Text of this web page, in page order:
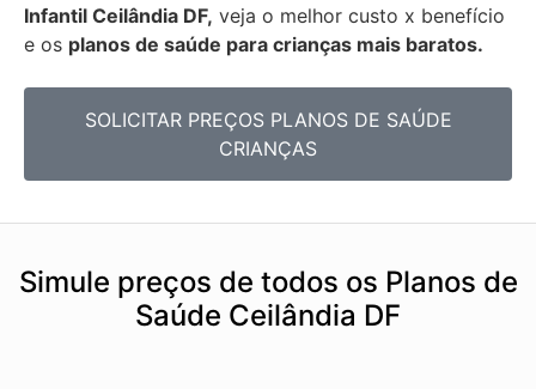
Infantil Ceilândia DF, veja o melhor custo x benefício
e os planos de saúde para crianças mais baratos.
SOLICITAR PREÇOS PLANOS DE SAÚDE
CRIANÇAS
Simule preços de todos os Planos de
Saúde Ceilândia DF